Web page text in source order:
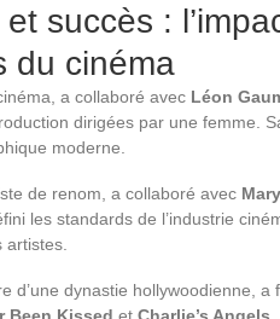
succès :
du cinéma
a collaboré avec Léon
dirigées par une femme.
moderne.
de renom, a collaboré avec
les standards de l’industrie
artistes.
d’une dynastie hollywoodienne, a
Been Kissed et Charlie’s Angels